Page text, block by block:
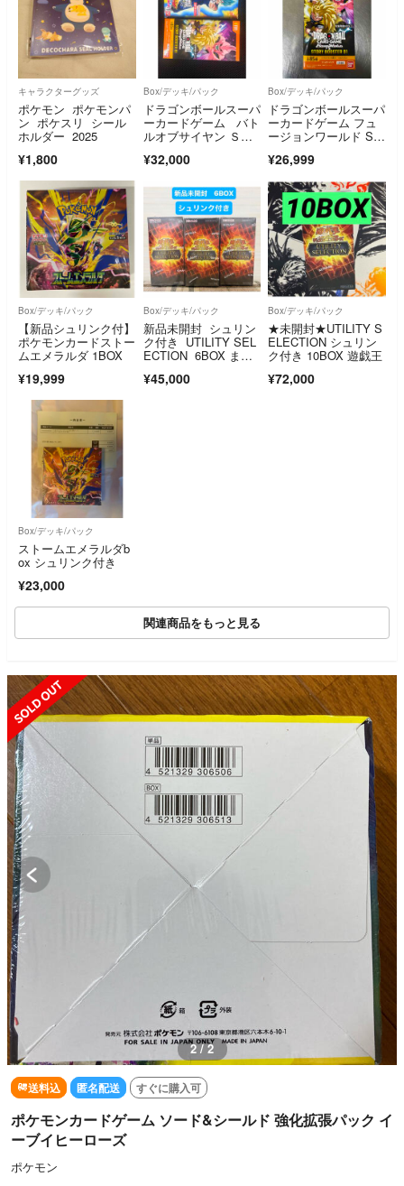
キャラクターグッズ
ポケモン ポケモンパ
ン ポケスリ シール
ホルダー 2025
¥1,800
Box/デッキ/パック
ドラゴンボールスーパ
ーカードゲーム バト
ルオブサイヤン ＳＴ
Ｒ ０１ ［ＳＴ０
¥32,000
Box/デッキ/パック
ドラゴンボールスーパ
ーカードゲーム フュ
ージョンワールド ST
ター01
¥26,999
Box/デッキ/パック
【新品シュリンク付】
ポケモンカードストー
ムエメラルダ 1BOX
¥19,999
Box/デッキ/パック
新品未開封 シュリン
ク付き UTILITY SEL
ECTION 6BOX まと
¥45,000
Box/デッキ/パック
★未開封★UTILITY S
ELECTION シュリン
ク付き 10BOX 遊戯王
¥72,000
Box/デッキ/パック
ストームエメラルダb
ox シュリンク付き
¥23,000
関連商品をもっと見る
SOLD OUT
2 / 2
送料込 匿名配送 すぐに購入可
ポケモンカードゲーム ソード&シールド 強化拡張パック イ
ーブイヒーローズ
ポケモン